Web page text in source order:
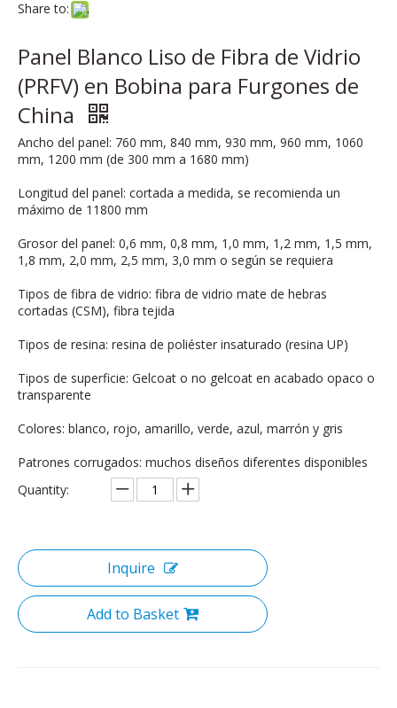
Share to:
Panel Blanco Liso de Fibra de Vidrio
(PRFV) en Bobina para Furgones de
China
Ancho del panel: 760 mm, 840 mm, 930 mm, 960 mm, 1060
mm, 1200 mm (de 300 mm a 1680 mm)
Longitud del panel: cortada a medida, se recomienda un
máximo de 11800 mm
Grosor del panel: 0,6 mm, 0,8 mm, 1,0 mm, 1,2 mm, 1,5 mm,
1,8 mm, 2,0 mm, 2,5 mm, 3,0 mm o según se requiera
Tipos de fibra de vidrio: fibra de vidrio mate de hebras
cortadas (CSM), fibra tejida
Tipos de resina: resina de poliéster insaturado (resina UP)
Tipos de superficie: Gelcoat o no gelcoat en acabado opaco o
transparente
Colores: blanco, rojo, amarillo, verde, azul, marrón y gris
Patrones corrugados: muchos diseños diferentes disponibles
Quantity:
Inquire
Add to Basket